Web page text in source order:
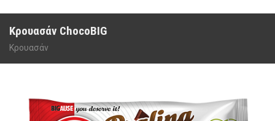
Κρουασάν ChocoBIG
Κρουασάν